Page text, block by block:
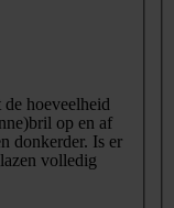
hoeveelheid
op en af
donkerder. Is er
volledig